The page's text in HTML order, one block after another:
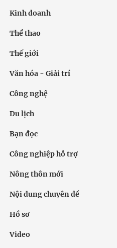
Kinh doanh
Thể thao
Thế giới
Văn hóa - Giải trí
Công nghệ
Du lịch
Bạn đọc
Công nghiệp hỗ trợ
Nông thôn mới
Nội dung chuyên đề
Hồ sơ
Video